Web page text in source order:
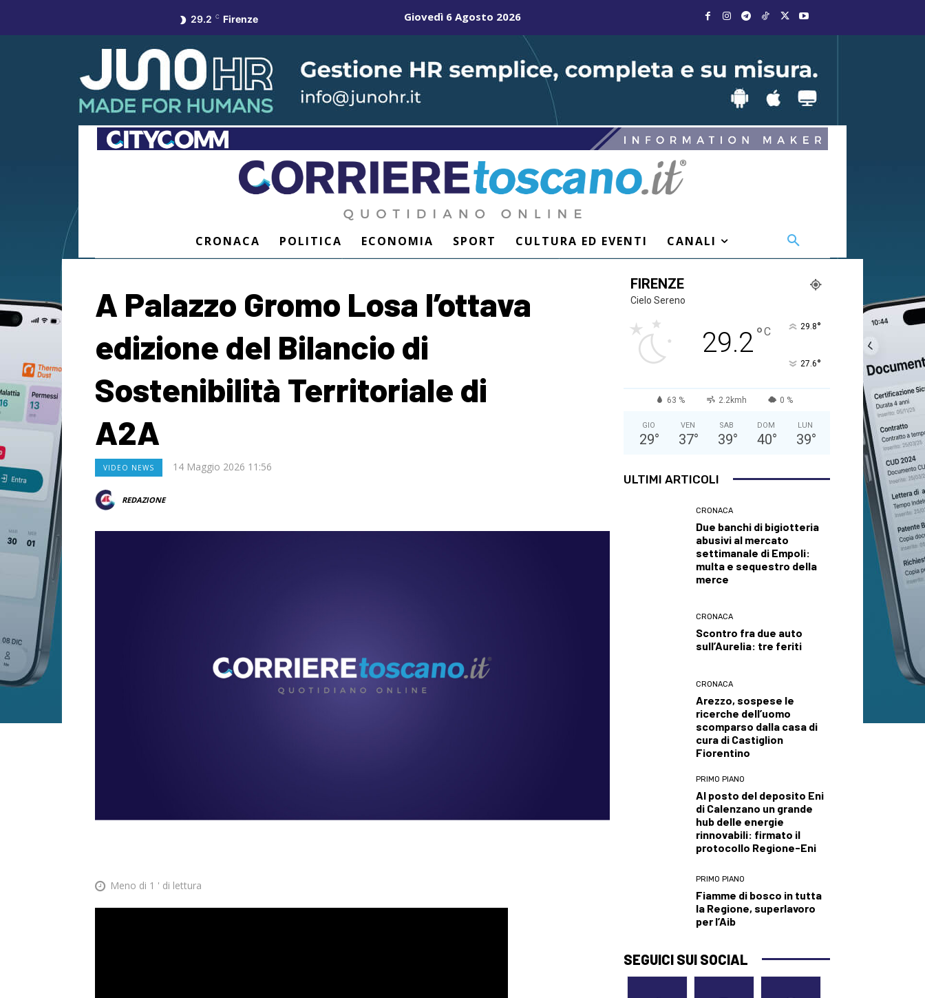
29.2 C Firenze Giovedì 6 Agosto 2026
CRONACA POLITICA ECONOMIA SPORT CULTURA ED EVENTI CANALI
A Palazzo Gromo Losa l’ottava
edizione del Bilancio di
Sostenibilità Territoriale di
A2A
VIDEO NEWS 14 Maggio 2026 11:56
REDAZIONE
Meno di 1 ' di lettura
FIRENZE
Cielo Sereno
29.2°C 29.8°
27.6°
63 % 2.2kmh 0 %
GIO
29°
VEN
37°
SAB
39°
DOM
40°
LUN
39°
ULTIMI ARTICOLI
CRONACA
Due banchi di bigiotteria
abusivi al mercato
settimanale di Empoli:
multa e sequestro della
merce
CRONACA
Scontro fra due auto
sull’Aurelia: tre feriti
CRONACA
Arezzo, sospese le
ricerche dell’uomo
scomparso dalla casa di
cura di Castiglion
Fiorentino
PRIMO PIANO
Al posto del deposito Eni
di Calenzano un grande
hub delle energie
rinnovabili: firmato il
protocollo Regione-Eni
PRIMO PIANO
Fiamme di bosco in tutta
la Regione, superlavoro
per l’Aib
SEGUICI SUI SOCIAL